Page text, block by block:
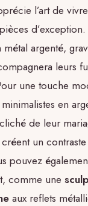
l’art de
d’exception.
métal argenté,
leurs
une touche
en
de leur
un
pouvez
comme une
aux reflets